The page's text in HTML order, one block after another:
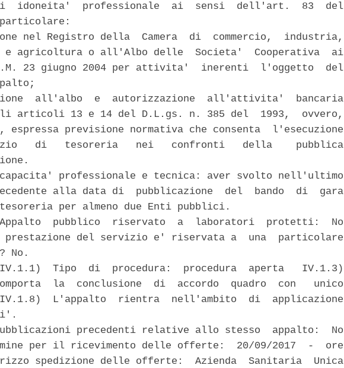
idoneita'  professionale  ai  sensi  dell'art.  83  del
nel Registro della  Camera  di  commercio,  industria,
e agricoltura o all'Albo delle  Societa'  Cooperativa  ai
23 giugno 2004 per attivita'  inerenti  l'oggetto  del
all'albo  e  autorizzazione  all'attivita'  bancaria
articoli 13 e 14 del D.L.gs. n. 385 del  1993,  ovvero,
espressa previsione normativa che consenta  l'esecuzione
di   tesoreria   nei   confronti   della    pubblica
professionale e tecnica: aver svolto nell'ultimo
alla data di  pubblicazione  del  bando  di  gara
per almeno due Enti pubblici.
pubblico  riservato  a  laboratori  protetti:  No
del servizio e' riservata a  una  particolare
No.
Tipo  di  procedura:  procedura  aperta   IV.1.3)
la  conclusione  di  accordo  quadro  con   unico
IV.1.8)  L'appalto  rientra  nell'ambito  di  applicazione
precedenti relative allo stesso  appalto:  No
per il ricevimento delle offerte:  20/09/2017  -  ore
spedizione delle offerte:  Azienda  Sanitaria  Unica